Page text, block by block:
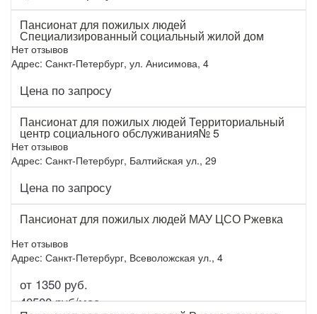
Пансионат для пожилых людей
Специализированный социальный жилой дом
Нет отзывов
Адрес: Санкт-Петербург, ул. Анисимова, 4
Цена по запросу
Пансионат для пожилых людей Территориальный
центр социального обслуживания№ 5
Нет отзывов
Адрес: Санкт-Петербург, Балтийская ул., 29
Цена по запросу
Пансионат для пожилых людей МАУ ЦСО Ржевка
Нет отзывов
Адрес: Санкт-Петербург, Всеволожская ул., 4
от 1350 руб.
40500 руб/мес.